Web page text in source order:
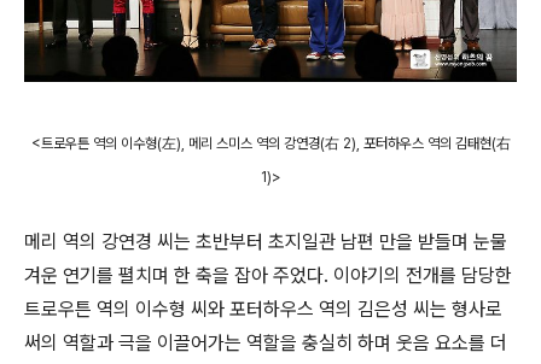
<트로우튼 역의 이수형(左), 메리 스미스 역의 강연경(右 2) 포터하우스 역의 김태현(右
1)>
메리 역의 강연경 씨는 초반부터 초지일관 남편 만을 받들며 눈물
겨운 연기를 펼치며 한 축을 잡아 주었다. 이야기의 전개를 담당한
트로우튼 역의 이수형 씨와 포터하우스 역의 김은성 씨는 형사로
써의 역할과 극을 이끌어가는 역할을 충실히 하며 웃음 요소를 더